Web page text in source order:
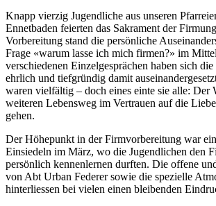
Knapp vierzig Jugendliche aus unseren
Ennetbaden feierten das Sakrament derFirmung
Vorbereitung stand die persönliche
Frage «warum lasse ich mich firmen?» im
verschiedenen Einzelgesprächen haben sich
ehrlich und tiefgründig damit
waren vielfältig – doch eines einte sie alle: Der
weiteren Lebensweg im Vertrauen auf die
gehen.
Der Höhepunkt in der Firmvorbereitung war
Einsiedeln im März, wo die Jugendlichen den
persönlich kennenlernen durften. Die offene
von Abt Urban Federer sowie die spezielle
hinterliessen bei vielen einen bleibenden